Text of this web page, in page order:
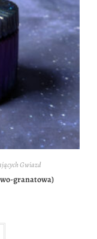
Gwiazd
granatowa)